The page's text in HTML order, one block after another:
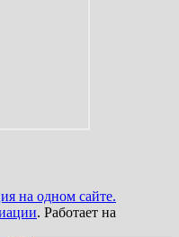
на одном сайте.
. Работает на